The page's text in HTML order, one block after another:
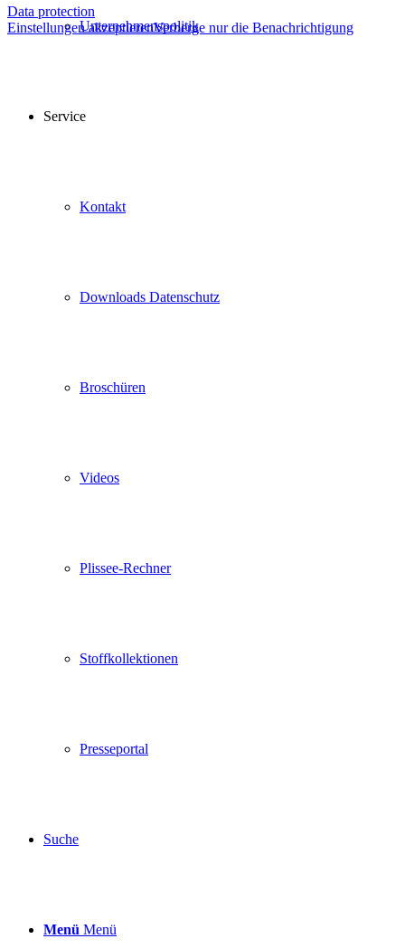
Unternehmenspolitik
Service
Kontakt
Downloads Datenschutz
Broschüren
Videos
Plissee-Rechner
Stoffkollektionen
Presseportal
Suche
Menü Menü
Data protection
Einstellungen akzeptierenVerberge nur die Benachrichtigung